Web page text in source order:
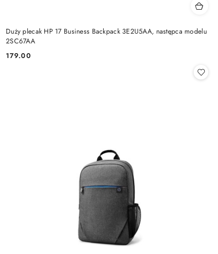
Duży plecak HP 17 Business Backpack 3E2U5AA, następca modelu
2SC67AA
Cena:
179.00